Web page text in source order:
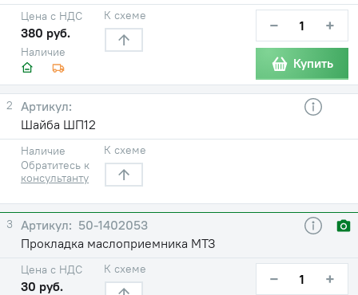
Наличие
Цена с НДС
380 руб.
К схеме − +
Купить
2
Шайба ШП12
Наличие
Обратитесь к
консультанту
К схеме
3
50-1402053
Прокладка маслоприемника МТЗ
Цена с НДС
30 руб.
К схеме − +